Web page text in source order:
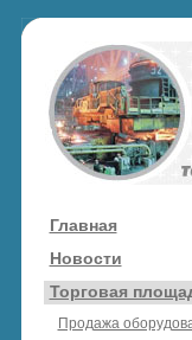
Главная
Новости
Торговая
Продажа